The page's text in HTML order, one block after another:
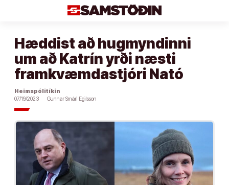
Hæddist að hugmyndinni
um að Katrín yrði næsti
framkvæmdastjóri Nató
Heimspólitíkin
07/19/2023
Gunnar Smári Egilsson